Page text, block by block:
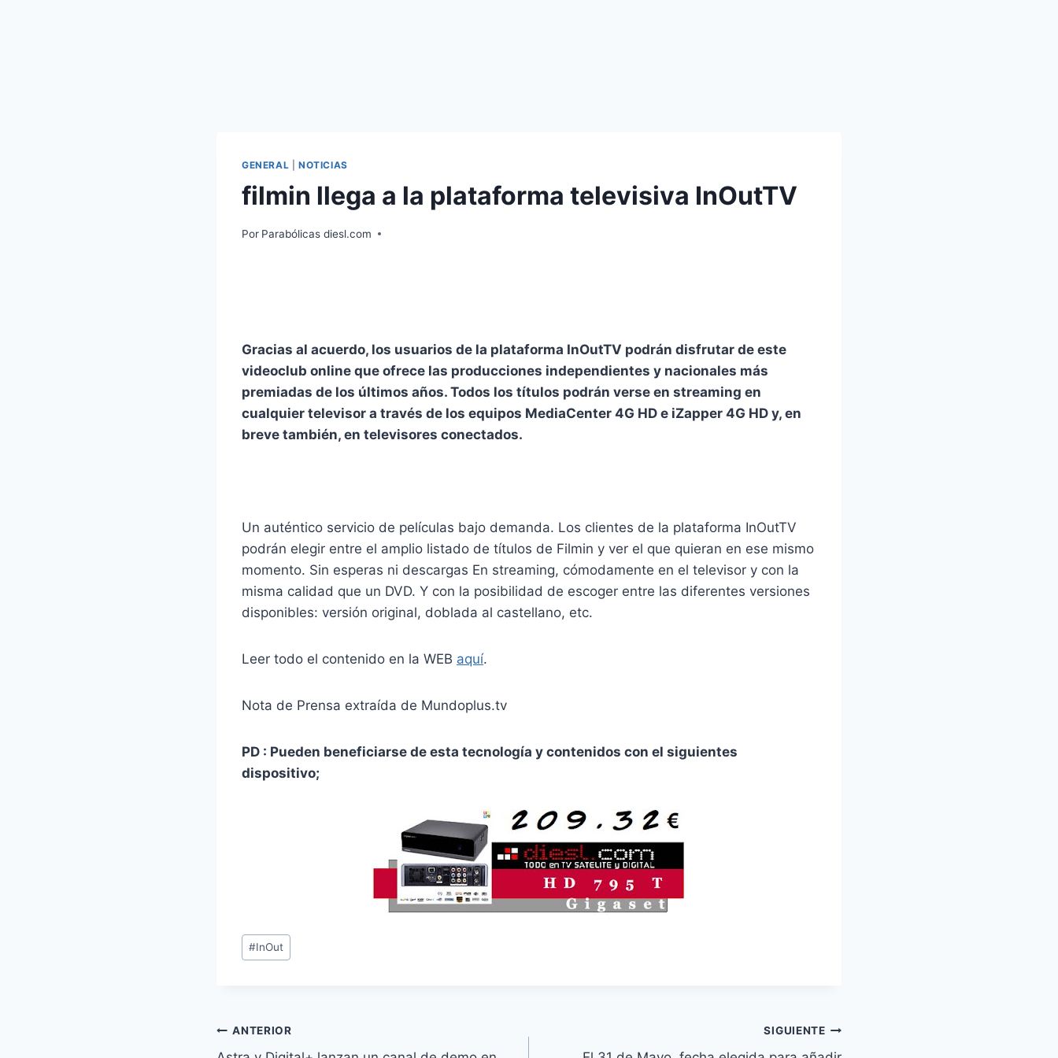
GENERAL NOTICIAS
filmin llega a la plataforma televisiva InOutTV
Por Parabólicas diesl.com
Gracias al acuerdo, los usuarios de la plataforma InOutTV podrán disfrutar de este
videoclub online que ofrece las producciones independientes y nacionales más
premiadas de los últimos años. Todos los títulos podrán verse en streaming en
cualquier televisor a través de los equipos MediaCenter 4G HD e iZapper 4G HD y, en
breve también, en televisores conectados.
Un auténtico servicio de películas bajo demanda. Los clientes de la plataforma InOutTV
podrán elegir entre el amplio listado de títulos de Filmin y ver el que quieran en ese mismo
momento. Sin esperas ni descargas En streaming, cómodamente en el televisor y con la
misma calidad que un DVD. Y con la posibilidad de escoger entre las diferentes versiones
disponibles: versión original, doblada al castellano, etc.
Leer todo el contenido en la WEB aquí.
Nota de Prensa extraída de Mundoplus.tv
PD : Pueden beneficiarse de esta tecnología y contenidos con el siguientes
dispositivo;
Etiquetas
de
#InOut
Navegación
ANTERIOR SIGUIENTE